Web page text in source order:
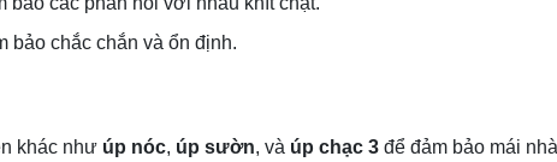
bảo chắc chắn và ổn định.
khác như úp nóc, úp sườn, và úp chạc 3 để đảm bảo mái